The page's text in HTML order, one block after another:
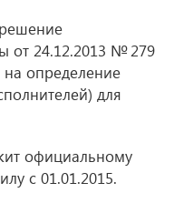
от 24.12.2013 № 279
определение
для
официальному
с 01.01.2015.